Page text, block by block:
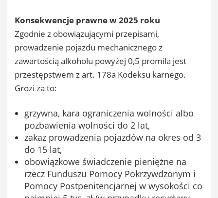
Konsekwencje prawne w 2025 roku
Zgodnie z obowiązującymi przepisami,
prowadzenie pojazdu mechanicznego z
zawartością alkoholu powyżej 0,5 promila jest
przestępstwem z art. 178a Kodeksu karnego.
Grozi za to:
grzywna, kara ograniczenia wolności albo
pozbawienia wolności do 2 lat,
zakaz prowadzenia pojazdów na okres od 3
do 15 lat,
obowiązkowe świadczenie pieniężne na
rzecz Funduszu Pomocy Pokrzywdzonym i
Pomocy Postpenitencjarnej w wysokości co